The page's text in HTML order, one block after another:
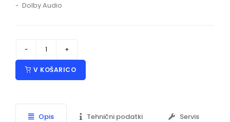
- Dolby Audio
V KOŠARICO
Opis Tehnični podatki Servis